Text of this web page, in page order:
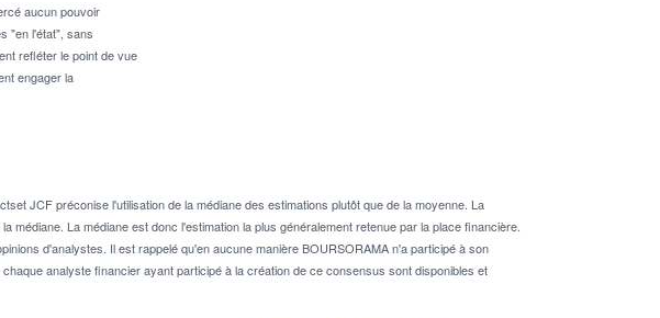
aucun pouvoir
"en l'état", sans
refléter le point de vue
engager la
JCF préconise l'utilisation de la médiane des estimations plutôt que de la moyenne. La
La médiane est donc l'estimation la plus généralement retenue par la place financière.
d'analystes. Il est rappelé qu'en aucune manière BOURSORAMA n'a participé à son
analyste financier ayant participé à la création de ce consensus sont disponibles et